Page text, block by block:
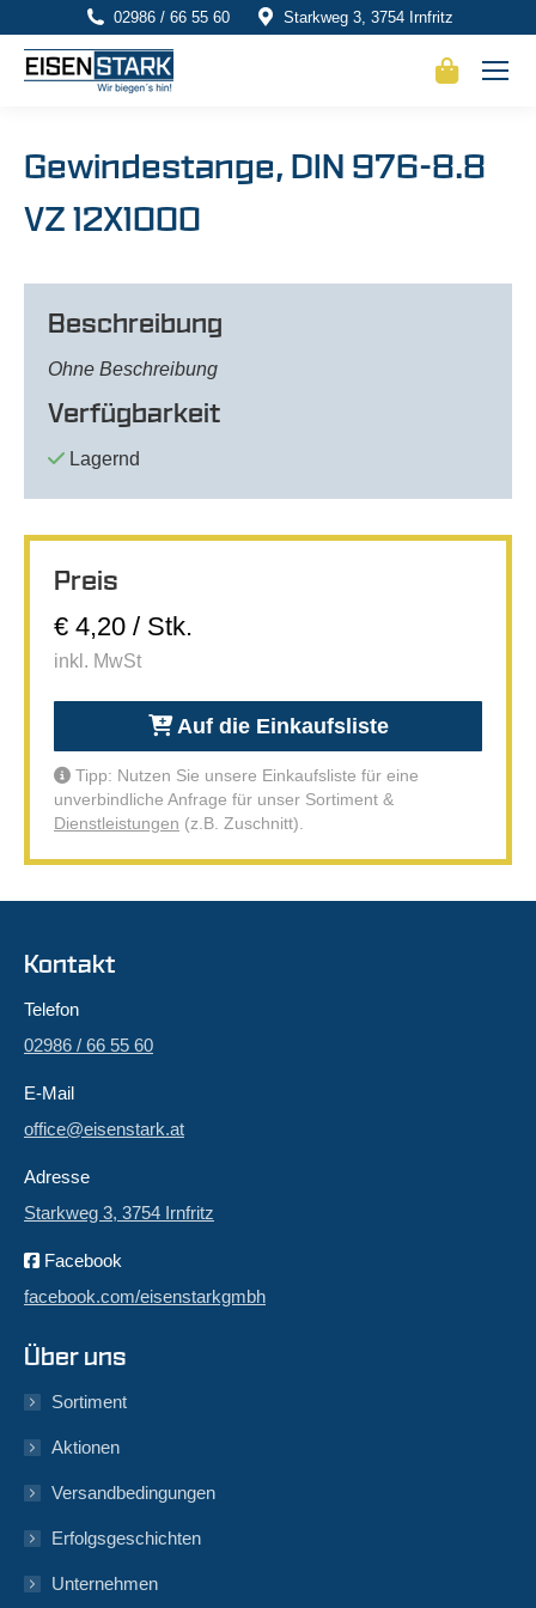
02986 / 66 55 60 Starkweg 3, 3754 Irnfritz
Gewindestange, DIN 976-8.8
VZ 12X1000
Beschreibung
Ohne Beschreibung
Verfügbarkeit
Lagernd
Preis
€ 4,20 / Stk.
inkl. MwSt
Auf die Einkaufsliste
Tipp: Nutzen Sie unsere Einkaufsliste für eine
unverbindliche Anfrage für unser Sortiment &
Dienstleistungen (z.B. Zuschnitt).
Kontakt
Telefon
02986 / 66 55 60
E-Mail
office@eisenstark.at
Adresse
Starkweg 3, 3754 Irnfritz
Facebook
facebook.com/eisenstarkgmbh
Über uns
Sortiment
Aktionen
Versandbedingungen
Erfolgsgeschichten
Unternehmen